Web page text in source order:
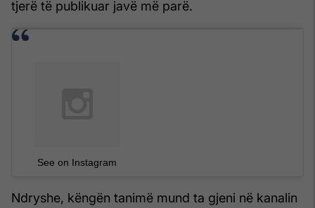
tjerë të publikuar javë më parë.
See on Instagram
Ndryshe, këngën tanimë mund ta gjeni në kanalin